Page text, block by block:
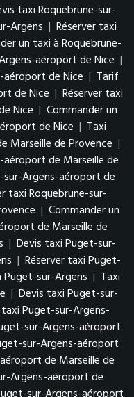
taxi Roquebrune-sur-
Argens | Réserver taxi
un taxi à Roquebrune-
aéroport de Nice |
aéroport de Nice | Tarif
de Nice | Réserver taxi
Nice | Commander un
de Nice | Taxi
Marseille de Provence |
de Marseille de
Argens-aéroport de
taxi Roquebrune-sur-
| Commander un
de Marseille de
| Devis taxi Puget-sur-
| Réserver taxi Puget-
sur-Argens | Taxi
| Devis taxi Puget-sur-
Puget-sur-Argens-
sur-Argens-aéroport
sur-Argens-aéroport
de Marseille de
Argens-aéroport de